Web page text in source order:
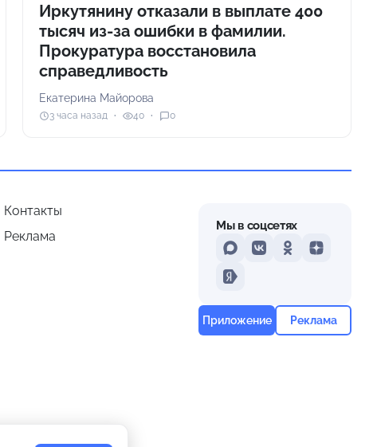
Иркутянину отказали в выплате 400
тысяч из-за ошибки в фамилии.
Прокуратура восстановила
справедливость
Екатерина Майорова
3 часа назад 40 0
Контакты
Реклама
Мы в соцсетях
MAXVKontakteOdnoklassniki
Dzen
Yandex
Приложение Реклама